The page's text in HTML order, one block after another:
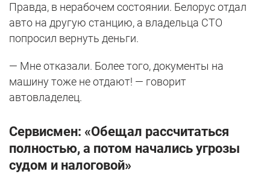
Правда, в нерабочем состоянии. Белорус отдал
авто на другую станцию, а владельца СТО
попросил вернуть деньги.
— Мне отказали. Более того, документы на
машину тоже не отдают! — говорит
автовладелец.
Сервисмен: «Обещал рассчитаться
полностью, а потом начались угрозы
судом и налоговой»